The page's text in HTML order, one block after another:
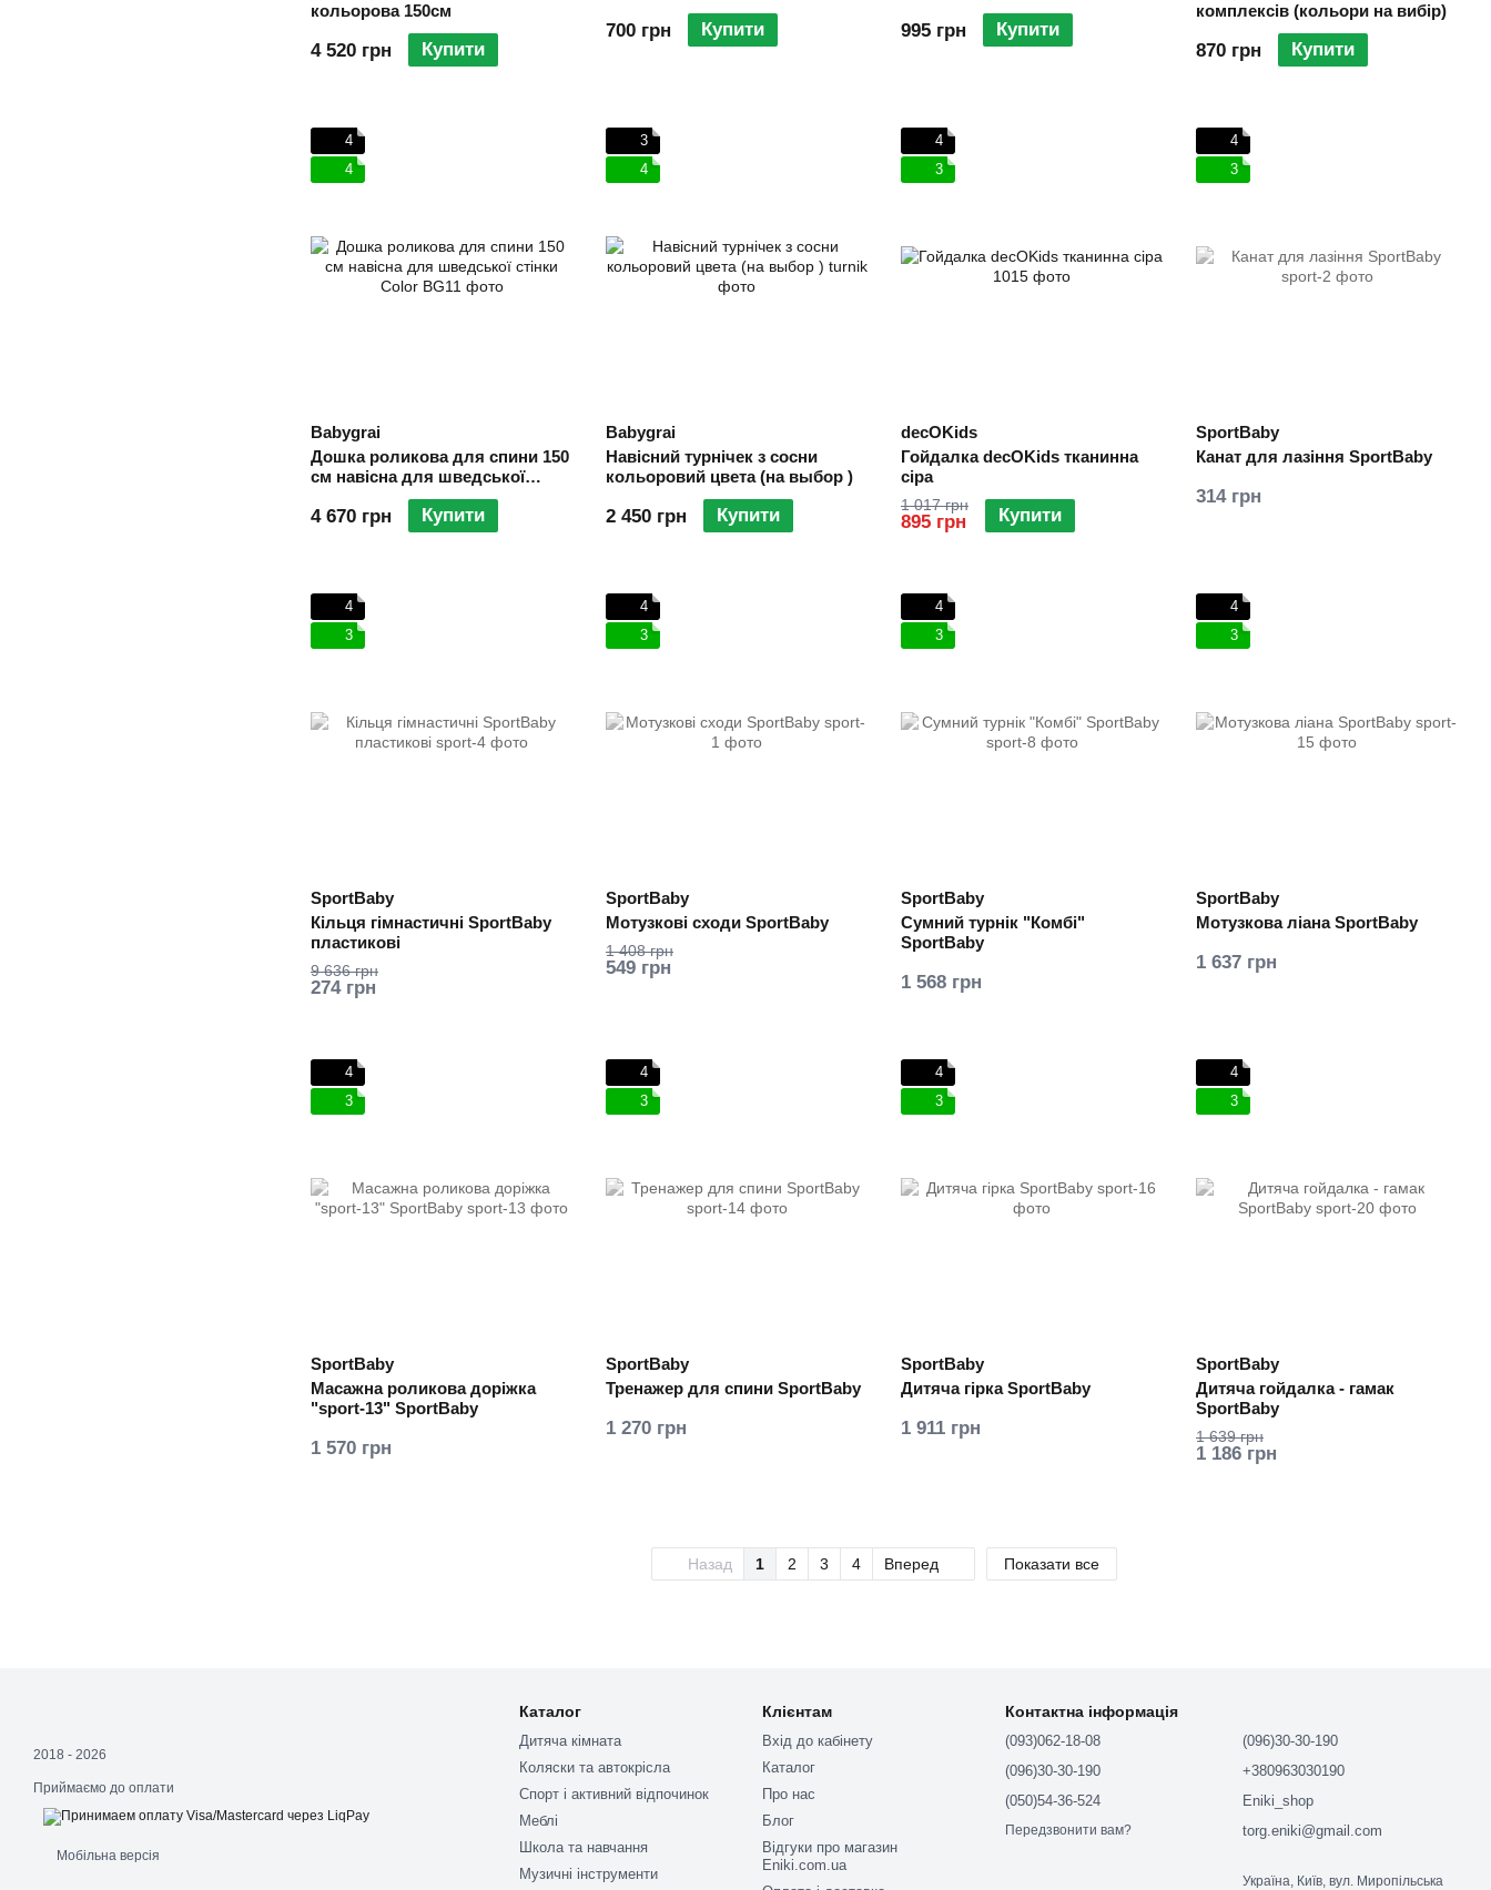
кольорова 150см
4 520 грн Купити
700 грн Купити 995 грн Купити
комплексів (кольори на вибір)
870 грн Купити
4
4
Babygrai
Дошка роликова для спини 150
см навісна для шведської
4 670 грн Купити
3
4
Babygrai
Навісний турнічек з сосни
кольоровий цвета (на выбор )
2 450 грн Купити
4
3
decOKids
Гойдалка decOKids тканинна
сіра
1 017 грн
895 грн Купити
4
3
SportBaby
Канат для лазіння SportBaby
314 грн
4
3
SportBaby
Кільця гімнастичні SportBaby
пластикові
9 636 грн
274 грн
4
3
SportBaby
Мотузкові сходи SportBaby
1 408 грн
549 грн
4
3
SportBaby
Сумний турнік "Комбі"
SportBaby
1 568 грн
4
3
SportBaby
Мотузкова ліана SportBaby
1 637 грн
4
3
SportBaby
Масажна роликова доріжка
"sport-13" SportBaby
1 570 грн
4
3
SportBaby
Тренажер для спини SportBaby
1 270 грн
4
3
SportBaby
Дитяча гірка SportBaby
1 911 грн
4
3
SportBaby
Дитяча гойдалка - гамак
SportBaby
1 639 грн
1 186 грн
Назад 1 2 3 4 Вперед Показати все
2018 - 2026
Приймаємо до оплати
Мобільна версія
Каталог
Дитяча кімната
Коляски та автокрісла
Спорт і активний відпочинок
Меблі
Школа та навчання
Музичні інструменти
Клієнтам
Вхід до кабінету
Каталог
Про нас
Блог
Відгуки про магазин
Eniki.com.ua
Контактна інформація
(093)062-18-08
(096)30-30-190
(050)54-36-524
Передзвонити вам?
(096)30-30-190
+380963030190
Eniki_shop
torg.eniki@gmail.com
Україна, Київ, вул. Миропільська